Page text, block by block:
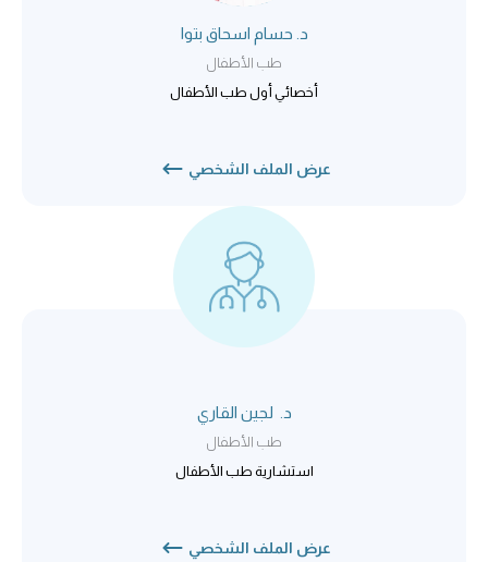
د. حسام اسحاق بتوا
طب الأطفال
أخصائي أول طب الأطفال
عرض الملف الشخصي
د. لجين القاري
طب الأطفال
استشارية طب الأطفال
عرض الملف الشخصي